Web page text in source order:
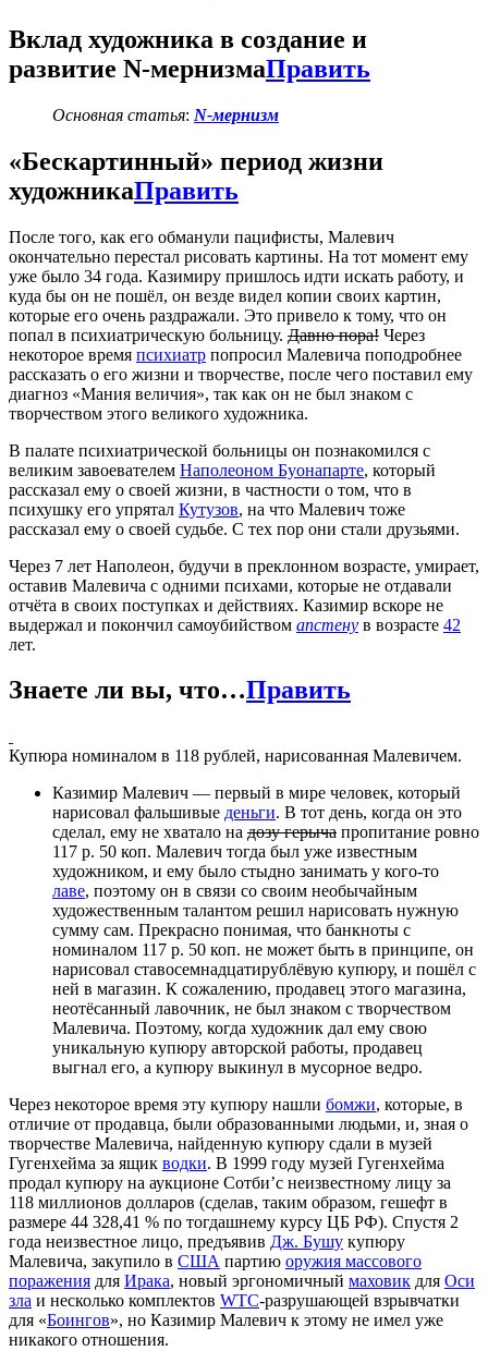
Вклад художника в создание и
развитие N-мернизмаПравить
Основная статья: N-мернизм
«Бескартинный» период жизни
художникаПравить
После того, как его обманули пацифисты, Малевич
окончательно перестал рисовать картины. На тот момент ему
уже было 34 года. Казимиру пришлось идти искать работу, и
куда бы он не пошёл, он везде видел копии своих картин,
которые его очень раздражали. Это привело к тому, что он
попал в психиатрическую больницу. Давно пора! Через
некоторое время психиатр попросил Малевича поподробнее
рассказать о его жизни и творчестве, после чего поставил ему
диагноз «Мания величия», так как он не был знаком с
творчеством этого великого художника.
В палате психиатрической больницы он познакомился с
великим завоевателем Наполеоном Буонапарте, который
рассказал ему о своей жизни, в частности о том, что в
психушку его упрятал Кутузов, на что Малевич тоже
рассказал ему о своей судьбе. С тех пор они стали друзьями.
Через 7 лет Наполеон, будучи в преклонном возрасте, умирает,
оставив Малевича с одними психами, которые не отдавали
отчёта в своих поступках и действиях. Казимир вскоре не
выдержал и покончил самоубийством апстену в возрасте 42
лет.
Знаете ли вы, что…Править
Купюра номиналом в 118 рублей, нарисованная Малевичем.
Казимир Малевич — первый в мире человек, который
нарисовал фальшивые деньги. В тот день, когда он это
сделал, ему не хватало на дозу герыча пропитание ровно
117 р. 50 коп. Малевич тогда был уже известным
художником, и ему было стыдно занимать у кого-то
лаве, поэтому он в связи со своим необычайным
художественным талантом решил нарисовать нужную
сумму сам. Прекрасно понимая, что банкноты с
номиналом 117 р. 50 коп. не может быть в принципе, он
нарисовал ставосемнадцатирублёвую купюру, и пошёл с
ней в магазин. К сожалению, продавец этого магазина,
неотёсанный лавочник, не был знаком с творчеством
Малевича. Поэтому, когда художник дал ему свою
уникальную купюру авторской работы, продавец
выгнал его, а купюру выкинул в мусорное ведро.
Через некоторое время эту купюру нашли бомжи, которые, в
отличие от продавца, были образованными людьми, и, зная о
творчестве Малевича, найденную купюру сдали в музей
Гугенхейма за ящик водки. В 1999 году музей Гугенхейма
продал купюру на аукционе Сотби’с неизвестному лицу за
118 миллионов долларов (сделав, таким образом, гешефт в
размере 44 328,41 % по тогдашнему курсу ЦБ РФ). Спустя 2
года неизвестное лицо, предъявив Дж. Бушу купюру
Малевича, закупило в США партию оружия массового
поражения для Ирака, новый эргономичный маховик для Оси
зла и несколько комплектов WTC-разрушающей взрывчатки
для «Боингов», но Казимир Малевич к этому не имел уже
никакого отношения.